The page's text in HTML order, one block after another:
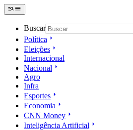
Buscar
Política
Eleições
Internacional
Nacional
Agro
Infra
Esportes
Economia
CNN Money
Inteligência Artificial